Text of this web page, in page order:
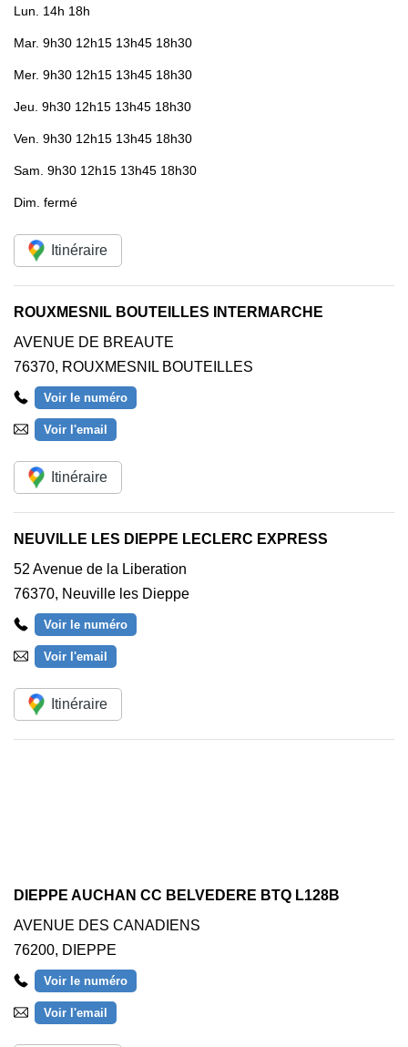
Lun. 14h 18h
Mar. 9h30 12h15 13h45 18h30
Mer. 9h30 12h15 13h45 18h30
Jeu. 9h30 12h15 13h45 18h30
Ven. 9h30 12h15 13h45 18h30
Sam. 9h30 12h15 13h45 18h30
Dim. fermé
Itinéraire
ROUXMESNIL BOUTEILLES INTERMARCHE
AVENUE DE BREAUTE
76370, ROUXMESNIL BOUTEILLES
Voir le numéro
Voir l'email
Itinéraire
NEUVILLE LES DIEPPE LECLERC EXPRESS
52 Avenue de la Liberation
76370, Neuville les Dieppe
Voir le numéro
Voir l'email
Itinéraire
DIEPPE AUCHAN CC BELVEDERE BTQ L128B
AVENUE DES CANADIENS
76200, DIEPPE
Voir le numéro
Voir l'email